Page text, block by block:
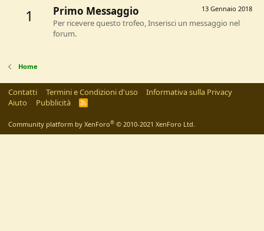
1 13 Gennaio 2018
Primo Messaggio
Per ricevere questo trofeo, Inserisci un messaggio nel
forum.
Home
Contatti Termini e Condizioni d'uso
Informativa sulla Privacy
Aiuto
Pubblicità
R
Community platform by XenForo® © 2010-2021 XenForo Ltd.